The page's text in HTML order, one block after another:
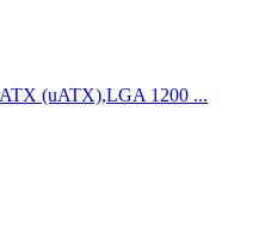
(uATX),LGA 1200 ...